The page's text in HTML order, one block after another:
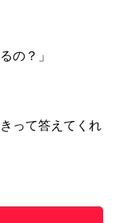
の？」
って答えてくれ